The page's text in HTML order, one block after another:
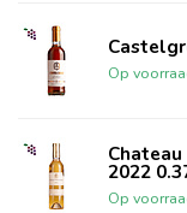
Op
2022
Op